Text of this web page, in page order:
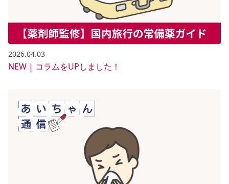
2026.04.03
NEW | コラムをUPしました！